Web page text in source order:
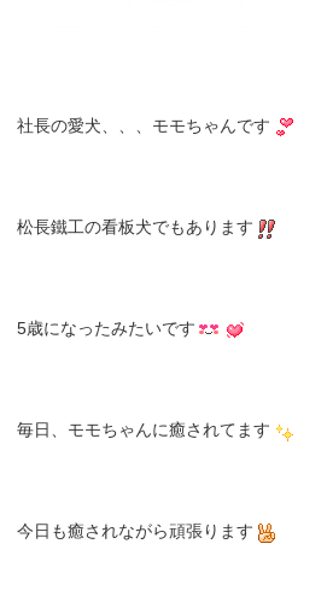
社長の愛犬、、、モモちゃんです
松長鐵工の看板犬でもあります
5歳になったみたいです
毎日、モモちゃんに癒されてます
今日も癒されながら頑張ります